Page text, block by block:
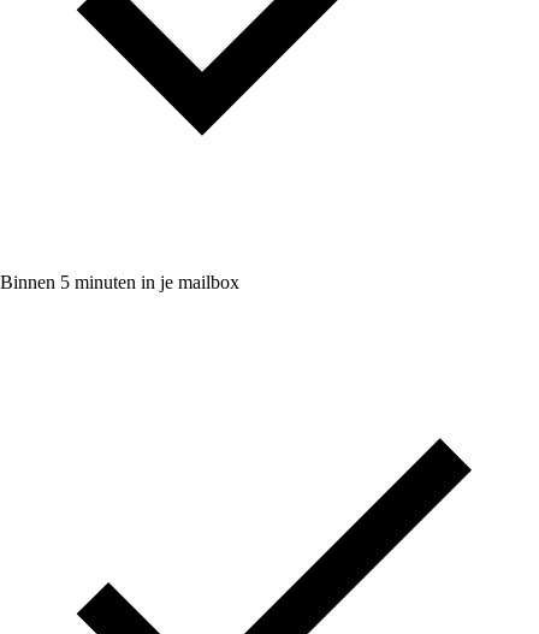
Binnen 5 minuten in je mailbox